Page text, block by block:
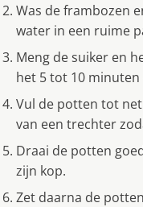
Was de frambozen
water in een ruime
Meng de suiker en
het 5 tot 10
Vul de potten tot
van een trechter
Draai de potten
zijn kop.
Zet daarna de